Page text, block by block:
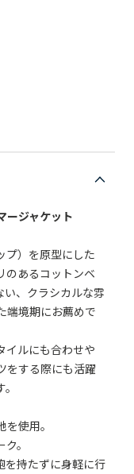
ージャケット
プ）を原型にした
のあるコットンベ
い、クラシカルな雰
端境期にお薦めで
イルにも合わせや
をする際にも活躍
使用。
。
持たずに身軽に行